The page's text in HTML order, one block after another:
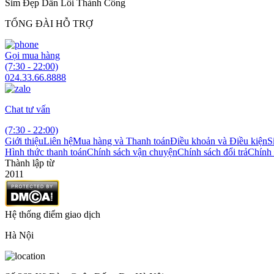
Sim Đẹp Dẫn Lối Thành Công
TỔNG ĐÀI HỖ TRỢ
Gọi mua hàng
(7:30 - 22:00)
024.33.66.8888
Chat tư vấn
(7:30 - 22:00)
Giới thiệuLiên hệMua hàng và Thanh toánĐiều khoản và Điều kiện
Hình thức thanh toánChính sách vận chuyệnChính sách đổi trảChính
Thành lập từ
2011
Hệ thống điểm giao dịch
Hà Nội